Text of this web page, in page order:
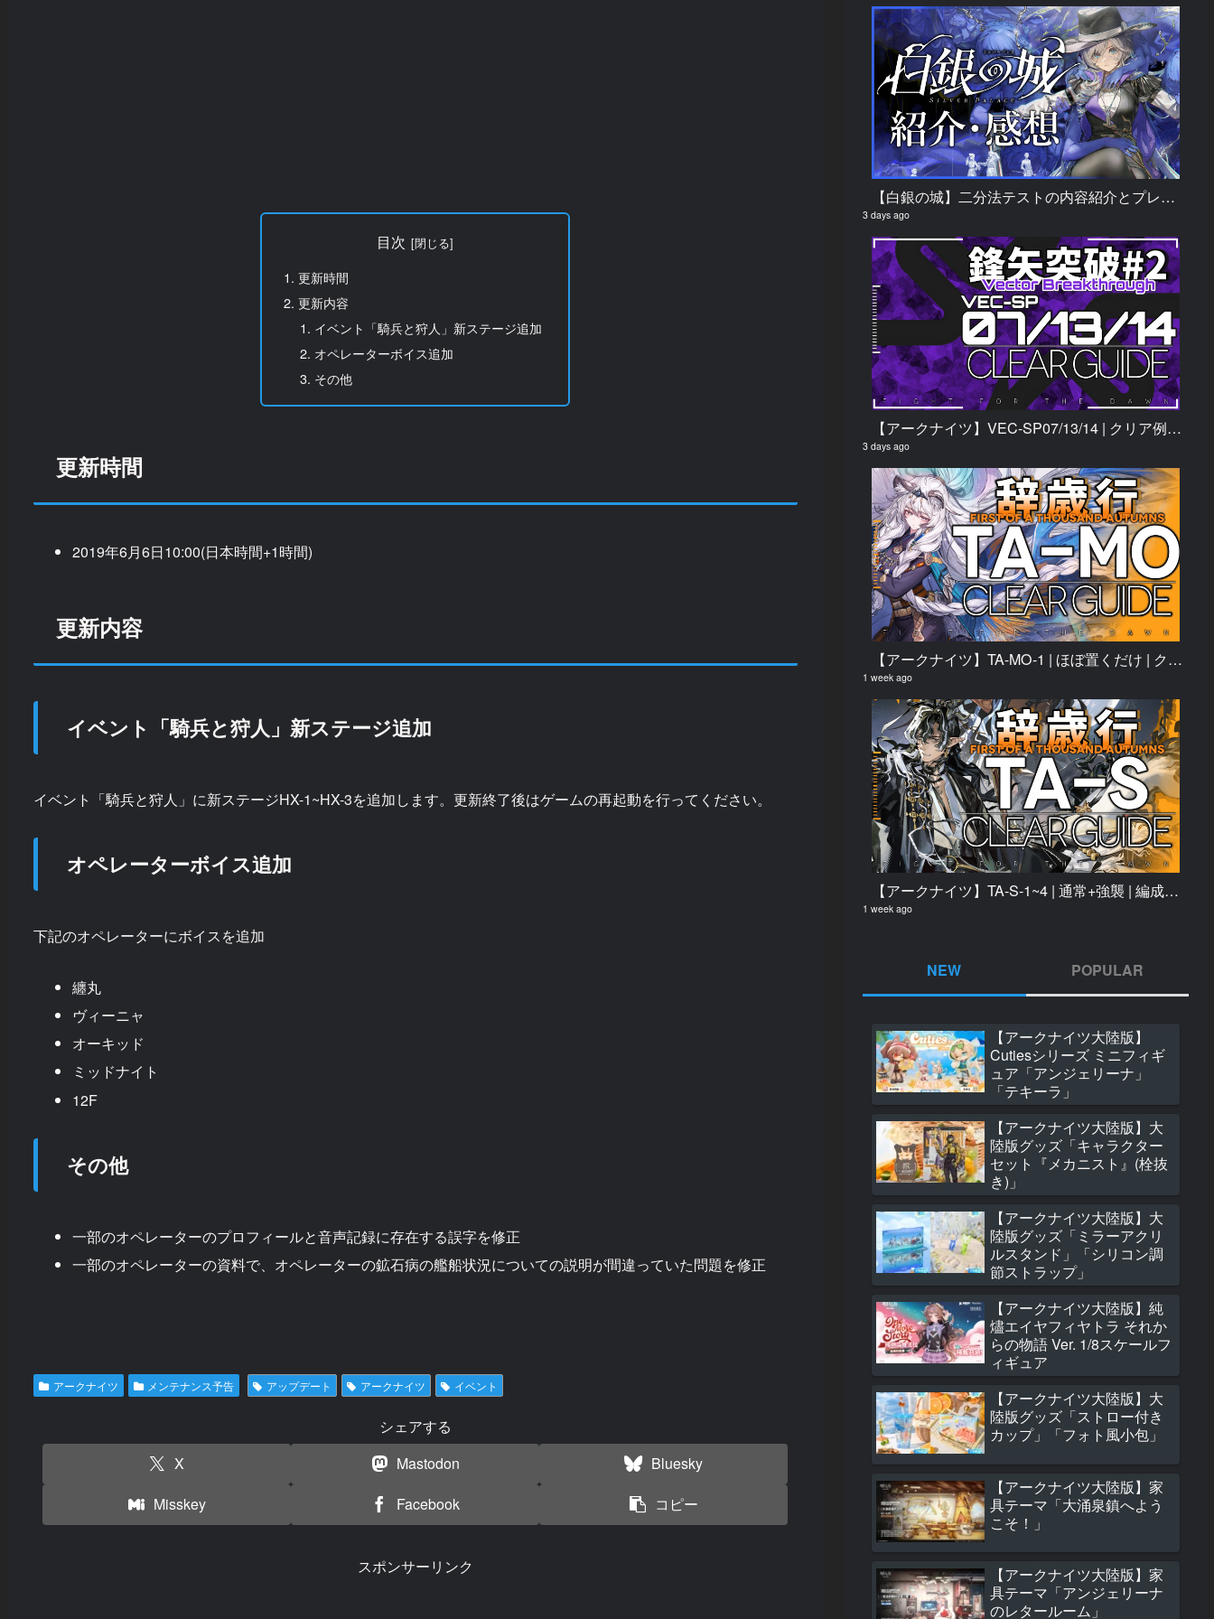
目次
更新時間
更新内容
イベント「騎兵と狩人」新ステージ追加
オペレーターボイス追加
その他
更新時間
2019年6月6日10:00(日本時間+1時間)
更新内容
イベント「騎兵と狩人」新ステージ追加
イベント「騎兵と狩人」に新ステージHX-1~HX-3を追加します。更新終了後はゲームの再起動を行ってください。
オペレーターボイス追加
下記のオペレーターにボイスを追加
纏丸
ヴィーニャ
オーキッド
ミッドナイト
12F
その他
一部のオペレーターのプロフィールと音声記録に存在する誤字を修正
一部のオペレーターの資料で、オペレーターの鉱石病の艦船状況についての説明が間違っていた問題を修正
アークナイツ メンテナンス予告 アップデート アークナイツ イベント
シェアする
X
Mastodon
Bluesky
Misskey
Facebook コピー
スポンサーリンク
【白銀の城】二分法テストの内容紹介とプレイしてみての感想
3 days ago
【アークナイツ】VEC-SP07/13/14 | クリア例【鋒矢突破#2】
3 days ago
【アークナイツ】TA-MO-1 | ほぼ置くだけ | クリア例【辞歳行】
1 week ago
【アークナイツ】TA-S-1~4 | 通常+強襲 | 編成固定 ほぼ置くだけ クリア例【辞歳行】
1 week ago
NEW
【アークナイツ大陸版】
Cutiesシリーズ ミニフィギ
ュア「アンジェリーナ」
「テキーラ」
【アークナイツ大陸版】大
陸版グッズ「キャラクター
セット『メカニスト』(栓抜
き)」
【アークナイツ大陸版】大
陸版グッズ「ミラーアクリ
ルスタンド」「シリコン調
節ストラップ」
【アークナイツ大陸版】純
燼エイヤフィヤトラ それか
らの物語 Ver. 1/8スケールフ
ィギュア
【アークナイツ大陸版】大
陸版グッズ「ストロー付き
カップ」「フォト風小包」
【アークナイツ大陸版】家
具テーマ「大涌泉鎮へよう
こそ！」
【アークナイツ大陸版】家
具テーマ「アンジェリーナ
のレタールーム」
POPULAR
【アークナイツ
サイドストーリ
が一粒のオレン
1751 views
【アークナイツ
グッズ「音律聯
ス」
1374 views
【アークナイツ
ド効果紹介(サン
ャシンタ/タイム
フィアメッタ/百
ル)
822 views
大陸版新オペレ
介 予願アンジェ
(予愿安洁莉娜
the Mellow Wish)
813 views
【アークナイツ
大陸版新オペレ
介 サンピィ(珊比
【アークナイツ
大陸版グッズ「